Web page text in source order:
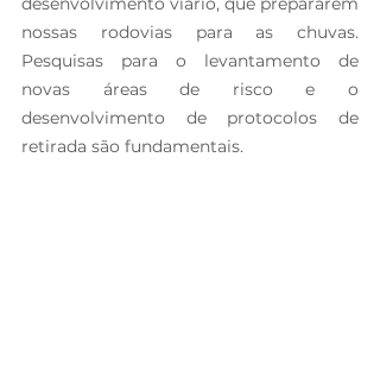
nossas rodovias para as chuvas.
Pesquisas para o levantamento de
novas áreas de risco e o
desenvolvimento de protocolos de
retirada são fundamentais.